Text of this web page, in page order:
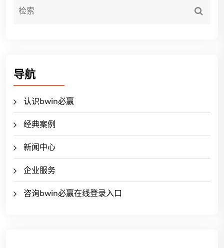
导航
认识bwin必赢
经典案例
新闻中心
企业服务
咨询bwin必赢在线登录入口